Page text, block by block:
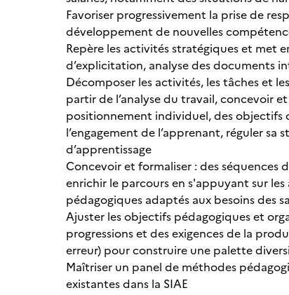
Favoriser progressivement la prise de
développement de nouvelles
Repère les activités stratégiques et met
d’explicitation, analyse des documents
Décomposer les activités, les tâches et
partir de l’analyse du travail, concevoir
positionnement individuel, des objectifs
l’engagement de l’apprenant, réguler
d’apprentissage
Concevoir et formaliser : des
enrichir le parcours en s'appuyant sur
pédagogiques adaptés aux besoins des
Ajuster les objectifs pédagogiques et
progressions et des exigences de la
erreur) pour construire une palette
Maîtriser un panel de méthodes
existantes dans la SIAE